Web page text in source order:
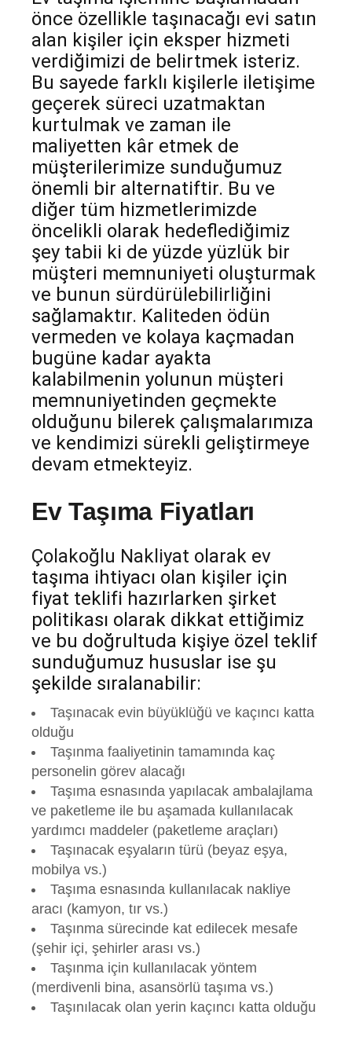
önce özellikle taşınacağı evi satın
alan kişiler için eksper hizmeti
verdiğimizi de belirtmek isteriz.
Bu sayede farklı kişilerle iletişime
geçerek süreci uzatmaktan
kurtulmak ve zaman ile
maliyetten kâr etmek de
müşterilerimize sunduğumuz
önemli bir alternatiftir. Bu ve
diğer tüm hizmetlerimizde
öncelikli olarak hedeflediğimiz
şey tabii ki de yüzde yüzlük bir
müşteri memnuniyeti oluşturmak
ve bunun sürdürülebilirliğini
sağlamaktır. Kaliteden ödün
vermeden ve kolaya kaçmadan
bugüne kadar ayakta
kalabilmenin yolunun müşteri
memnuniyetinden geçmekte
olduğunu bilerek çalışmalarımıza
ve kendimizi sürekli geliştirmeye
devam etmekteyiz.
Ev Taşıma Fiyatları
Çolakoğlu Nakliyat olarak ev
taşıma ihtiyacı olan kişiler için
fiyat teklifi hazırlarken şirket
politikası olarak dikkat ettiğimiz
ve bu doğrultuda kişiye özel teklif
sunduğumuz hususlar ise şu
şekilde sıralanabilir:
Taşınacak evin büyüklüğü ve kaçıncı katta
olduğu
Taşınma faaliyetinin tamamında kaç
personelin görev alacağı
Taşıma esnasında yapılacak ambalajlama
ve paketleme ile bu aşamada kullanılacak
yardımcı maddeler (paketleme araçları)
Taşınacak eşyaların türü (beyaz eşya,
mobilya vs.)
Taşıma esnasında kullanılacak nakliye
aracı (kamyon, tır vs.)
Taşınma sürecinde kat edilecek mesafe
(şehir içi, şehirler arası vs.)
Taşınma için kullanılacak yöntem
(merdivenli bina, asansörlü taşıma vs.)
Taşınılacak olan yerin kaçıncı katta olduğu